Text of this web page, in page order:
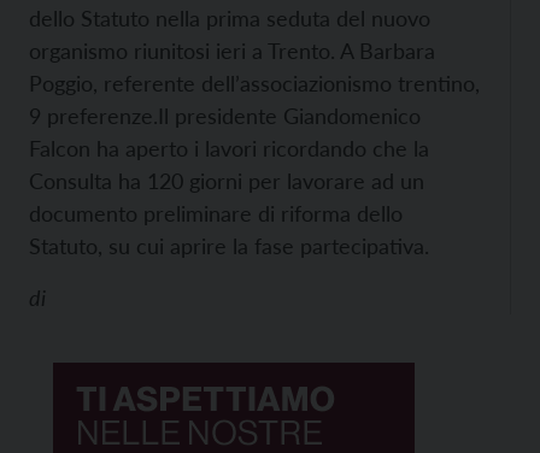
dello Statuto nella prima seduta del nuovo
organismo riunitosi ieri a Trento. A Barbara
Poggio, referente dell’associazionismo trentino,
9 preferenze.Il presidente Giandomenico
Falcon ha aperto i lavori ricordando che la
Consulta ha 120 giorni per lavorare ad un
documento preliminare di riforma dello
Statuto, su cui aprire la fase partecipativa.
di